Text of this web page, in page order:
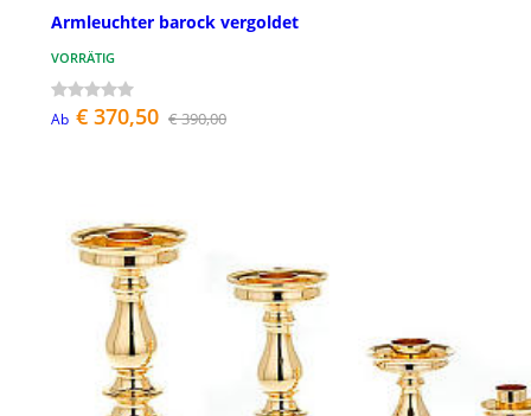
Armleuchter barock vergoldet
VORRÄTIG
Ab € 370,50 € 390,00